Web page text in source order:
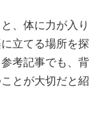
、体に力が入り
立てる場所を探
考記事でも、背
とが大切だと紹